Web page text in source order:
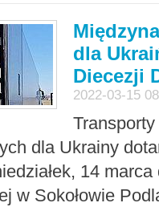
dla
Diecezji
2022-03-15
dla Ukrainy
14
w Sokołowie